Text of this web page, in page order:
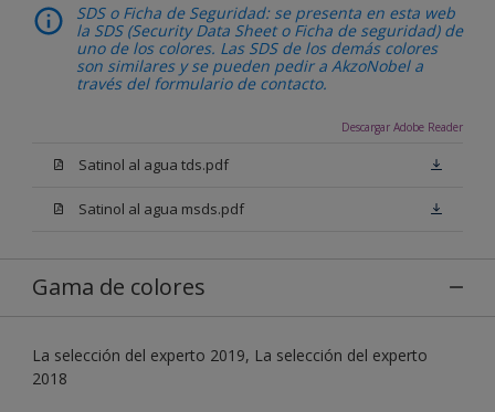
SDS o Ficha de Seguridad: se presenta en esta web
la SDS (Security Data Sheet o Ficha de seguridad) de
uno de los colores. Las SDS de los demás colores
son similares y se pueden pedir a AkzoNobel a
través del formulario de contacto.
Descargar Adobe Reader
Satinol al agua tds.pdf
Satinol al agua msds.pdf
Gama de colores
La selección del experto 2019, La selección del experto
2018